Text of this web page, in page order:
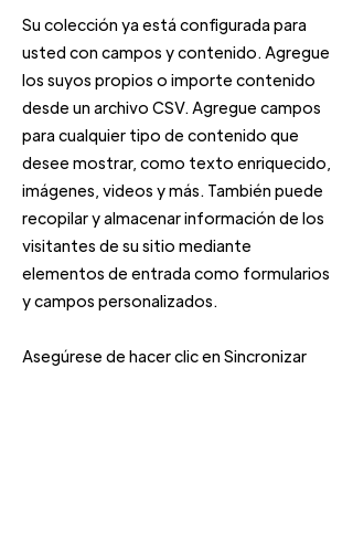
Su colección ya está configurada para
usted con campos y contenido. Agregue
los suyos propios o importe contenido
desde un archivo CSV. Agregue campos
para cualquier tipo de contenido que
desee mostrar, como texto enriquecido,
imágenes, videos y más. También puede
recopilar y almacenar información de los
visitantes de su sitio mediante
elementos de entrada como formularios
y campos personalizados.
Asegúrese de hacer clic en Sincronizar